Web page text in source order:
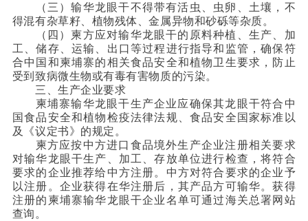
（三）输华龙眼干不得带有活虫、虫卵、土壤，不
得混有杂草籽、植物残体、金属异物和砂砾等杂质。
（四）柬方应对输华龙眼干的原料种植、生产、加
工、储存、运输、出口等过程进行指导和监管，确保符
合中国和柬埔寨的相关食品安全和植物卫生要求，防止
受到致病微生物或有毒有害物质的污染。
三、生产企业要求
柬埔寨输华龙眼干生产企业应确保其龙眼干符合中
国食品安全和植物检疫法律法规、食品安全国家标准以
及《议定书》的规定。
柬方应按中方进口食品境外生产企业注册相关要求
对输华龙眼干生产、加工、存放单位进行检查，将符合
要求的企业推荐给中方注册。中方对符合要求的企业予
以注册。企业获得在华注册后，其产品方可输华。获得
注册的柬埔寨输华龙眼干企业名单可通过海关总署网站
查询。